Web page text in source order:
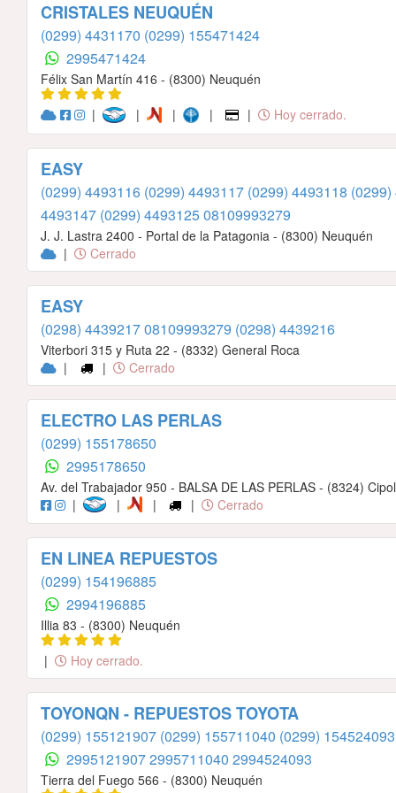
CRISTALES NEUQUÉN
(0299) 4431170 (0299) 155471424
2995471424
Félix San Martín 416 - (8300) Neuquén
|
| | | | Hoy cerrado.
EASY
(0299) 4493116 (0299) 4493117 (0299) 4493118
4493147 (0299) 449312508109993279
J. J. Lastra 2400 - Portal de la Patagonia - (8300) Neuquén
|
Cerrado
EASY
(0298) 443921708109993279 (0298) 4439216
Viterbori 315 y Ruta 22 - (8332) General Roca
|
| Cerrado
ELECTRO LAS PERLAS
(0299) 155178650
2995178650
Av. del Trabajador 950 - BALSA DE LAS PERLAS - (8324)
|
| | | Cerrado
EN LINEA REPUESTOS
(0299) 154196885
2994196885
Illia 83 - (8300) Neuquén
|
Hoy cerrado.
TOYONQN - REPUESTOS TOYOTA
(0299) 155121907 (0299) 155711040 (0299) 154524093
29951219072995711040 2994524093
Tierra del Fuego 566 - (8300) Neuquén